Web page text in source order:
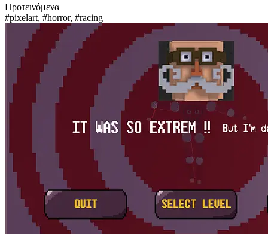
Προτεινόμενα
#pixelart, #horror, #racing